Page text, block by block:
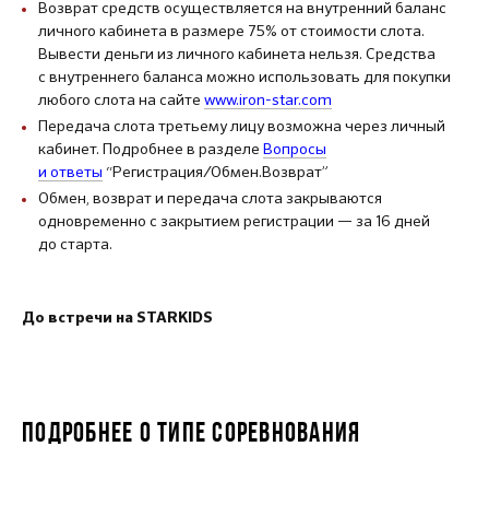
Возврат средств осуществляется на внутренний баланс
личного кабинета в размере 75% от стоимости слота.
Вывести деньги из личного кабинета нельзя. Средства
с внутреннего баланса можно использовать для покупки
любого слота на сайте www.iron-star.com
Передача слота третьему лицу возможна через личный
кабинет. Подробнее в разделе Вопросы
и ответы “Регистрация/Обмен.Возврат”
Обмен, возврат и передача слота закрываются
одновременно с закрытием регистрации — за 16 дней
до старта.
До встречи на STARKIDS
ПОДРОБНЕЕ О ТИПЕ СОРЕВНОВАНИЯ